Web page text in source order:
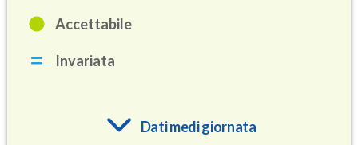
Accettabile
Invariata
Dati medi giornata